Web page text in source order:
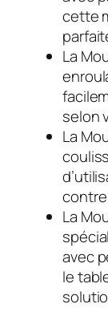
cette
La
selon
La
La
avec
le